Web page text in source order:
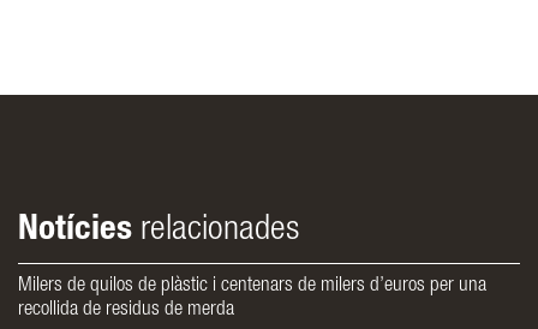
Notícies relacionades
Milers de quilos de plàstic i centenars de milers d’euros per una
recollida de residus de merda